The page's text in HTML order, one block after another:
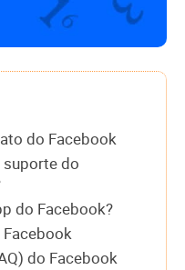
do Facebook
suporte do
do Facebook?
do Facebook